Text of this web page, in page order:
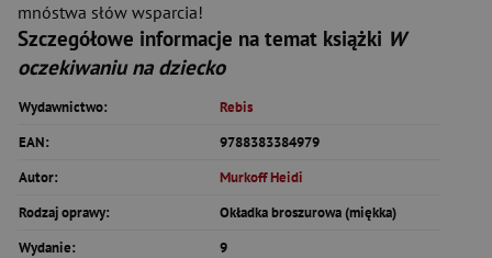
mnóstwa słów wsparcia!
Szczegółowe informacje na temat książki W
oczekiwaniu na dziecko
Wydawnictwo:
Rebis
EAN:
9788383384979
Autor:
Murkoff Heidi
Rodzaj oprawy:
Okładka broszurowa (miękka)
Wydanie:
9